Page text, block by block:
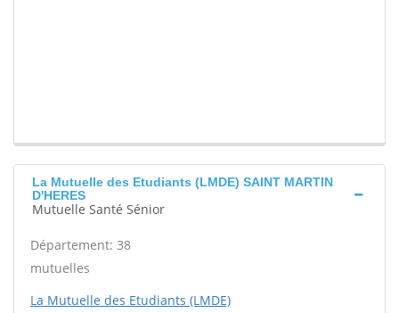
La Mutuelle des Etudiants (LMDE) SAINT MARTIN
D'HERES
Mutuelle Santé Sénior
Département: 38
mutuelles
La Mutuelle des Etudiants (LMDE)